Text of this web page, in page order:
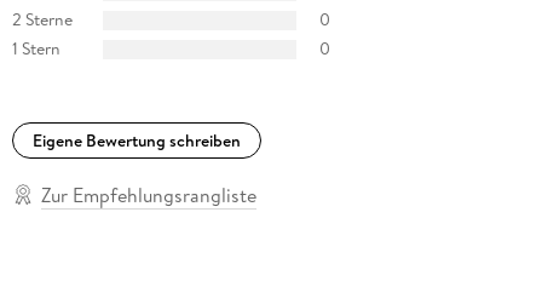
2 Sterne
0
1 Stern
0
Eigene Bewertung schreiben
Zur Empfehlungsrangliste